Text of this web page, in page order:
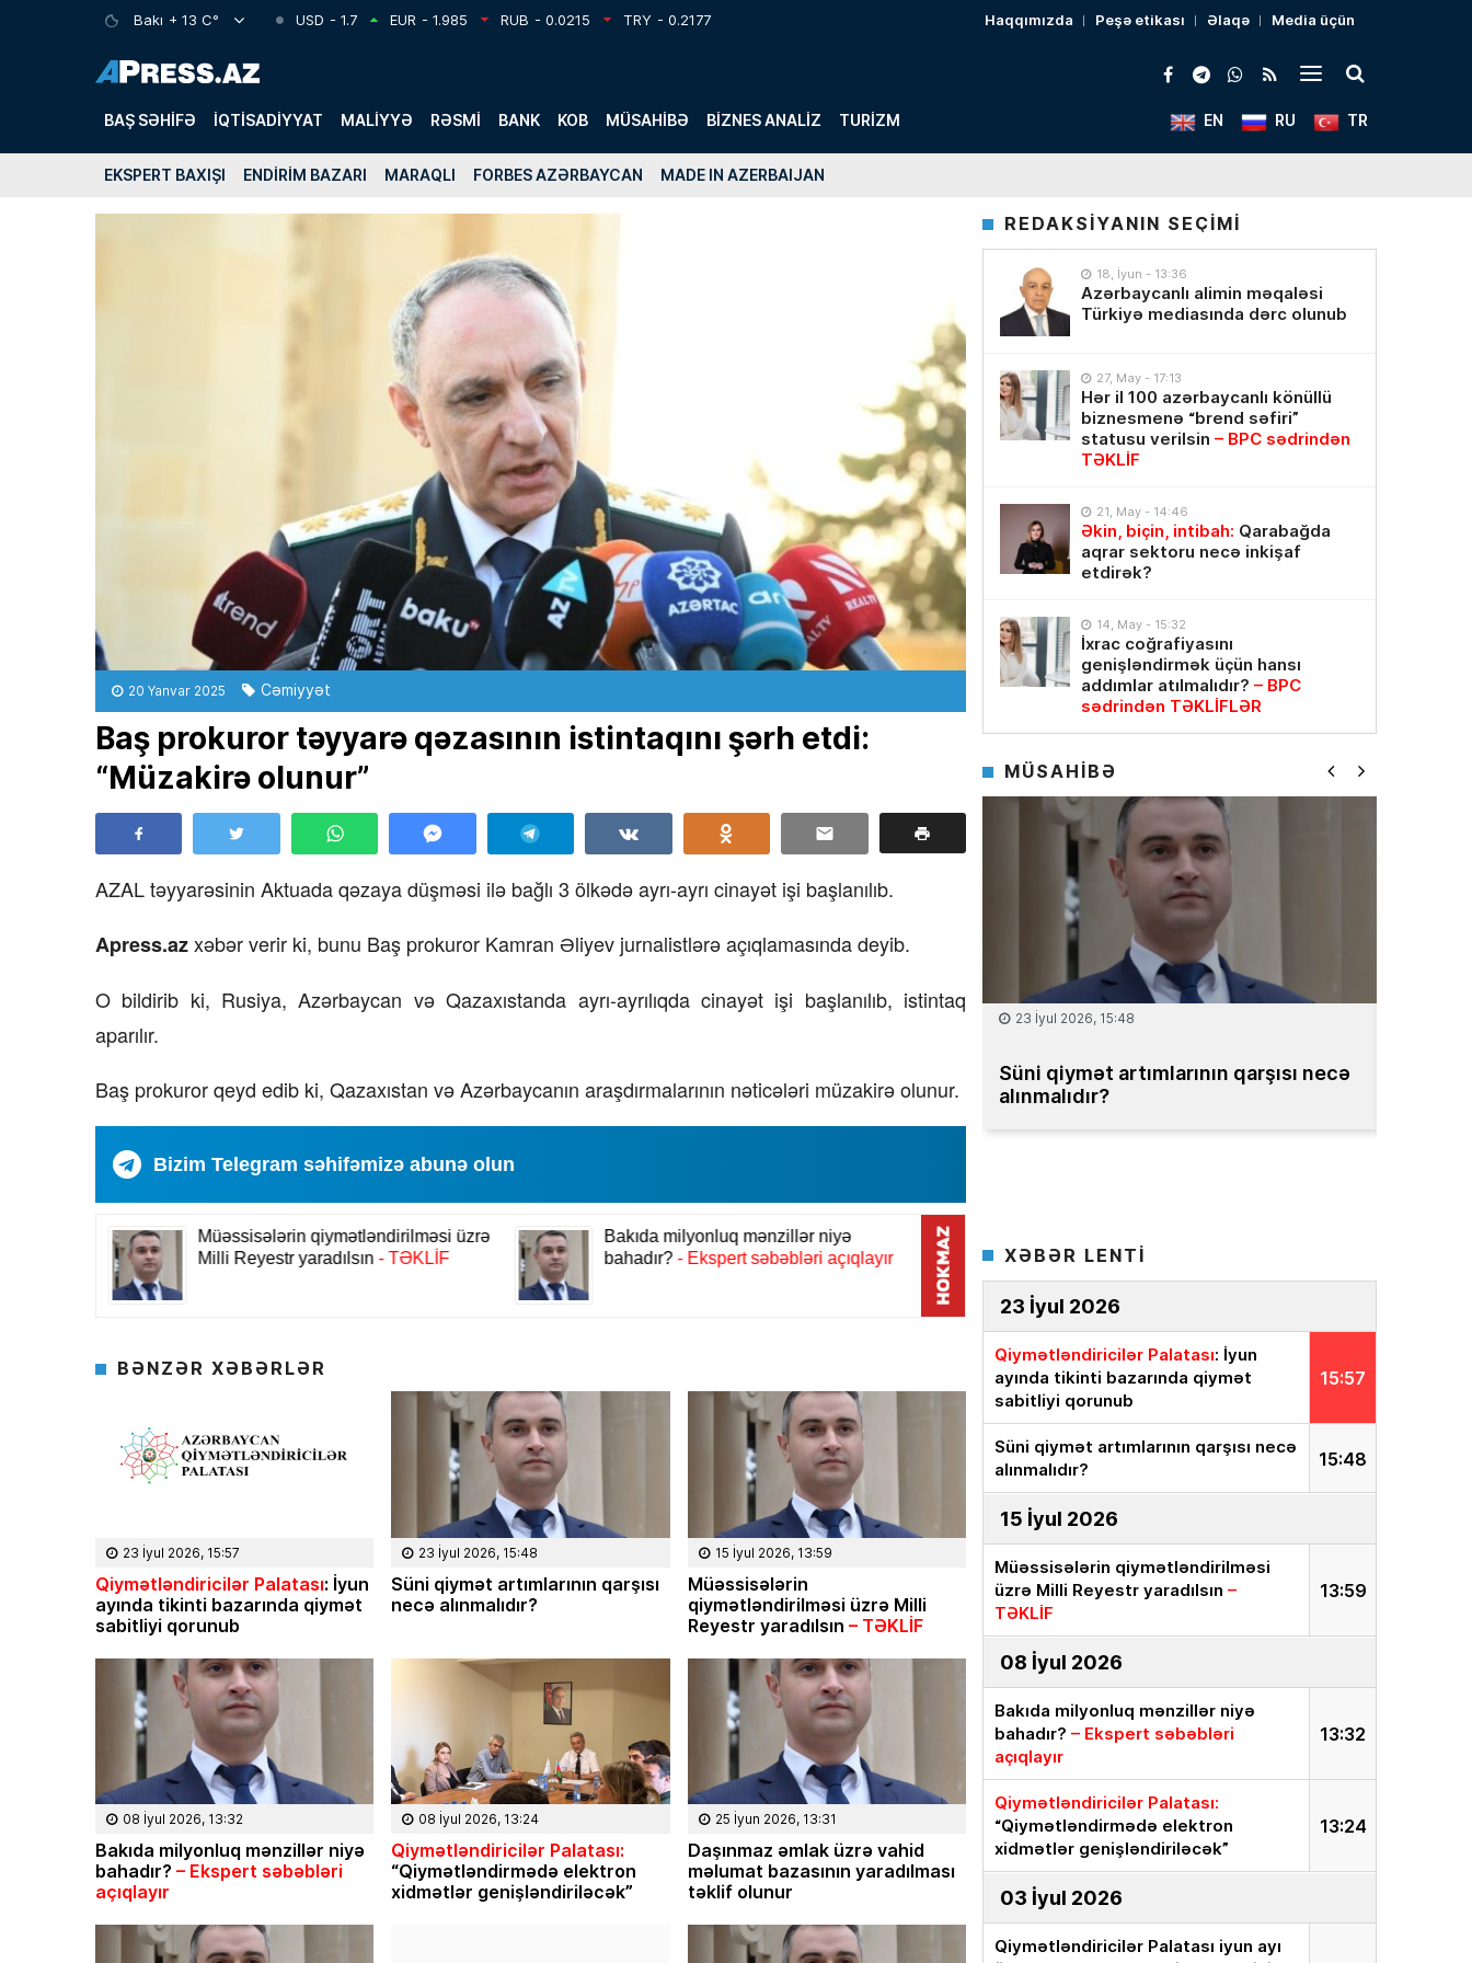
Bakı + 13 C° USD - 1.7 EUR - 1.985 RUB - 0.0215 TRY - 0.2177 Haqqımızda Peşə etikası Əlaqə Media üçün
BAŞ SƏHIFƏ İQTISADIYYAT MALIYYƏ RƏSMI BANK KOB MÜSAHIBƏ BIZNES ANALIZ TURIZM TR
RU
EN
EKSPERT BAXIŞI ENDIRIM BAZARI MARAQLI FORBES AZƏRBAYCAN MADE IN AZERBAIJAN
20 Yanvar 2025 Cəmiyyət
Baş prokuror təyyarə qəzasının istintaqını şərh etdi:
“Müzakirə olunur”
AZAL təyyarəsinin Aktuada qəzaya düşməsi ilə bağlı 3 ölkədə ayrı-ayrı cinayət işi başlanılıb.
Apress.azxəbər verir ki, bunu Baş prokuror Kamran Əliyev jurnalistlərə açıqlamasında deyib.
O bildirib ki, Rusiya, Azərbaycan və Qazaxıstanda ayrı-ayrılıqda cinayət işi başlanılıb, istintaq
aparılır.
Baş prokuror qeyd edib ki, Qazaxıstan və Azərbaycanın araşdırmalarının nəticələri müzakirə olunur.
Bizim Telegram səhifəmizə abunə olun
BƏNZƏR XƏBƏRLƏR
23 İyul 2026, 15:57
Qiymətləndiricilər Palatası: İyun
ayında tikinti bazarında qiymət
sabitliyi qorunub
23 İyul 2026, 15:48
Süni qiymət artımlarının qarşısı
necə alınmalıdır?
15 İyul 2026, 13:59
Müəssisələrin
qiymətləndirilməsi üzrə Milli
Reyestr yaradılsın – TƏKLİF
08 İyul 2026, 13:32
Bakıda milyonluq mənzillər niyə
bahadır? – Ekspert səbəbləri
açıqlayır
08 İyul 2026, 13:24
Qiymətləndiricilər Palatası:
“Qiymətləndirmədə elektron
xidmətlər genişləndiriləcək”
25 İyun 2026, 13:31
Daşınmaz əmlak üzrə vahid
məlumat bazasının yaradılması
təklif olunur
REDAKSİYANIN SEÇİMİ
18, İyun - 13:36
Azərbaycanlı alimin məqaləsi
Türkiyə mediasında dərc olunub
27, May - 17:13
Hər il 100 azərbaycanlı könüllü
biznesmenə “brend səfiri”
statusu verilsin – BPC sədrindən
TƏKLİF
21, May - 14:46
Əkin, biçin, intibah: Qarabağda
aqrar sektoru necə inkişaf
etdirək?
14, May - 15:32
İxrac coğrafiyasını
genişləndirmək üçün hansı
addımlar atılmalıdır? – BPC
sədrindən TƏKLİFLƏR
MÜSAHİBƏ
23 İyul 2026, 15:48
Süni qiymət artımlarının qarşısı necə
alınmalıdır?
Müəssisələrin qiymətləndirilməsi
XƏBƏR LENTİ
23 İyul 2026
15:57
Qiymətləndiricilər Palatası: İyun
ayında tikinti bazarında qiymət
sabitliyi qorunub
15:48
Süni qiymət artımlarının qarşısı necə
alınmalıdır?
15 İyul 2026
13:59
Müəssisələrin qiymətləndirilməsi
üzrə Milli Reyestr yaradılsın –
TƏKLİF
08 İyul 2026
13:32
Bakıda milyonluq mənzillər niyə
bahadır? – Ekspert səbəbləri
açıqlayır
13:24
Qiymətləndiricilər Palatası:
“Qiymətləndirmədə elektron
xidmətlər genişləndiriləcək”
03 İyul 2026
Qiymətləndiricilər Palatası iyun ayı